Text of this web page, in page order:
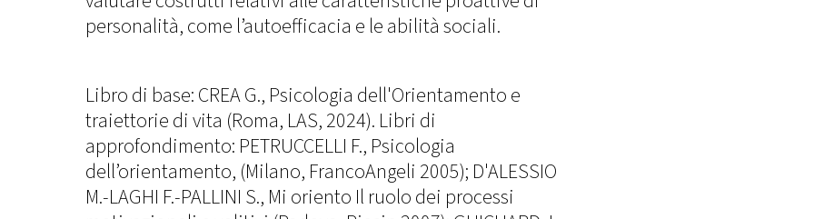
personalità, come l’autoefficacia e le abilità sociali.
Libro di base: CREA G., Psicologia dell'Orientamento e
traiettorie di vita (Roma, LAS, 2024). Libri di
approfondimento: PETRUCCELLI F., Psicologia
dell’orientamento, (Milano, FrancoAngeli 2005); D'ALESSIO
M.-LAGHI F.-PALLINI S., Mi oriento Il ruolo dei processi